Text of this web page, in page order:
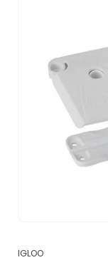
multimedia
1
IGLOO